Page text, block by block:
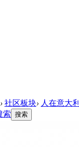
› 社区板块› 人在意大利
索 搜索